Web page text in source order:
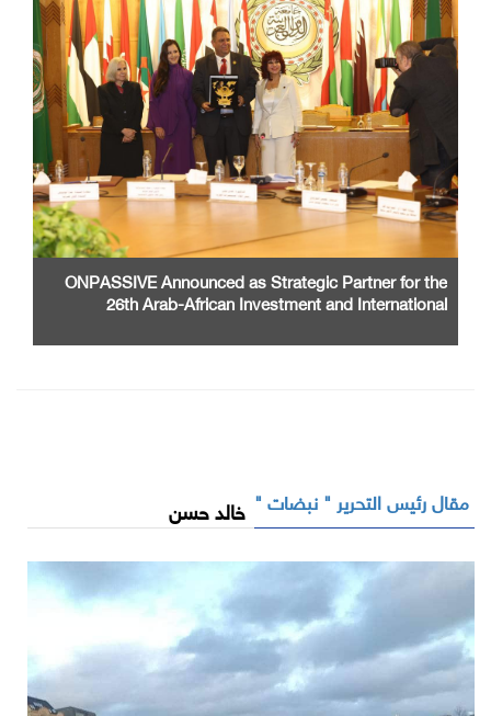
ONPASSIVE Announced as Strategic Partner for the
26th Arab-African Investment and International
مقال رئيس التحرير " نبضات " خالد حسن